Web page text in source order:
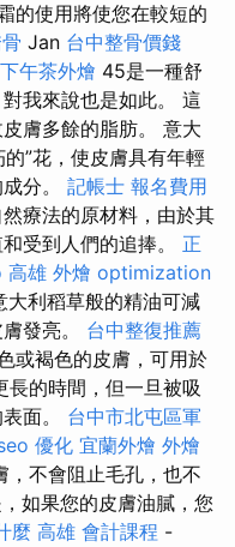
的使用將使您在較短的
Jan 台中整骨價錢
下午茶外燴 45是一種舒
我來說也是如此。 這
膚多餘的脂肪。 意大
”花，使皮膚具有年輕
分。 記帳士 報名費用
療法的原材料，由於其
受到人們的追捧。 正
高雄 外燴 optimization
大利稻草般的精油可減
發亮。 台中整復推薦
或褐色的皮膚，可用於
的時間，但一旦被吸
面。 台中市北屯區軍
優化 宜蘭外燴 外燴
，不會阻止毛孔，也不
如果您的皮膚油膩，您
麼 高雄 會計課程 -